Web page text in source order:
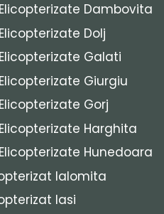
Dambovita
Dolj
Galati
Giurgiu
Gorj
Harghita
Hunedoara
Ialomita
Iasi